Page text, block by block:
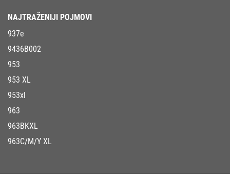
NAJTRAŽENIJI POJMOVI
937e
9436B002
953
953 XL
953xl
963
963BKXL
963C/M/Y XL